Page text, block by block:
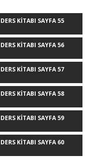
m
bl
r
at
s
A
p
p
ss
e
n
g
e
r
ar
e
KITABI SAYFA 55
KITABI SAYFA 56
KITABI SAYFA 57
KITABI SAYFA 58
KITABI SAYFA 59
KITABI SAYFA 60